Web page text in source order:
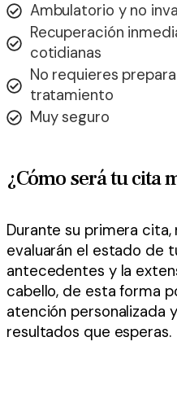
Ambulatorio y no
Recuperación
cotidianas
No requieres
tratamiento
Muy seguro
¿Cómo será tu cita
Durante su primera
evaluarán el estado de
antecedentes y la
cabello, de esta forma
atención personalizada
resultados que esperas.